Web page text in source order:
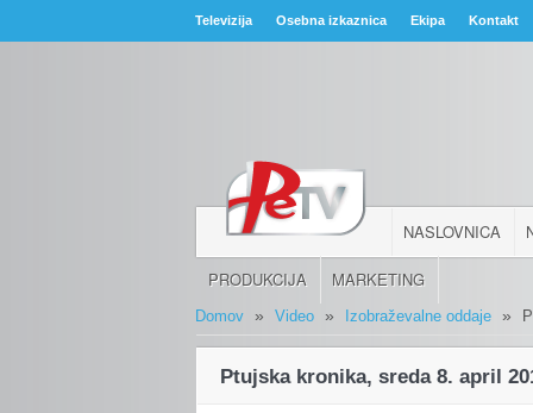
Televizija Osebna izkaznica Ekipa Kontakt
NASLOVNICA
PRODUKCIJA MARKETING
Domov » Video » Izobraževalne oddaje »
Ptujska kronika, sreda 8. april